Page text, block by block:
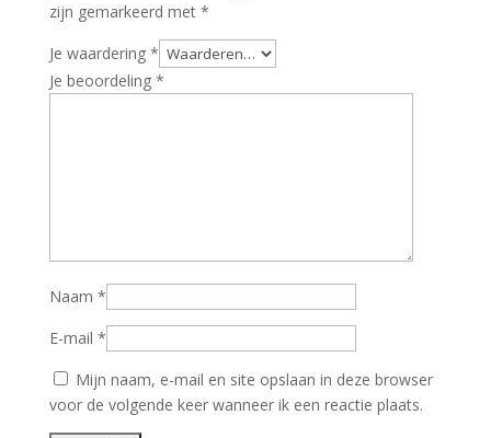
zijn gemarkeerd met *
Je waardering *
Je beoordeling *
Naam *
E-mail *
Mijn naam, e-mail en site opslaan in deze browser
voor de volgende keer wanneer ik een reactie plaats.